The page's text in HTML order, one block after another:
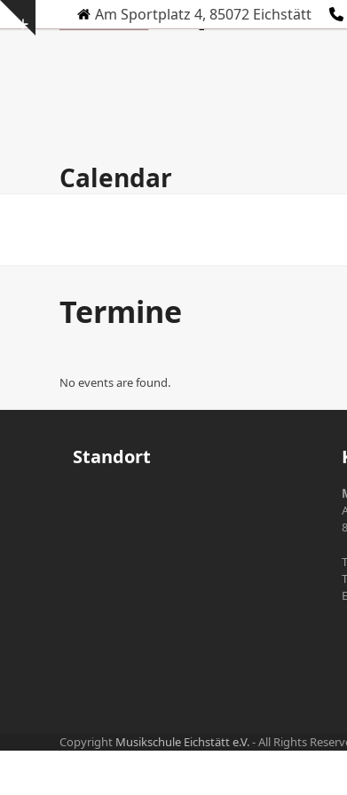
Skip
toShow
Am Sportplatz 4, 85072 Eichstätt
Calendar
Termine
No events are found.
Standort
Copyright Musikschule Eichstätt e.V.- All Rights